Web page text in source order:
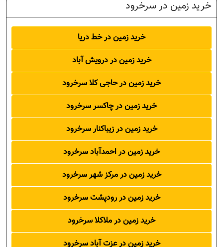
خرید زمین در سرخرود
خرید زمین در خط دریا
خرید زمین در درویش آباد
خرید زمین در حاجی کلا سرخرود
خرید زمین در چاکسر سرخرود
خرید زمین در زیباکنار سرخرود
خرید زمین در احمدآباد سرخرود
خرید زمین در مرکز شهر سرخرود
خرید زمین در رودپشت سرخرود
خرید زمین در ملاکلا سرخرود
خرید زمین در عزت آباد سرخرود